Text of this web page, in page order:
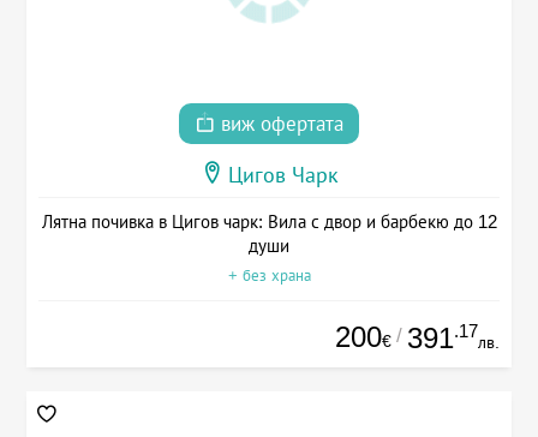
виж офертата
Цигов Чарк
Лятна почивка в Цигов чарк: Вила с двор и барбекю до 12
души
+ без храна
200€ / 391.17
лв.